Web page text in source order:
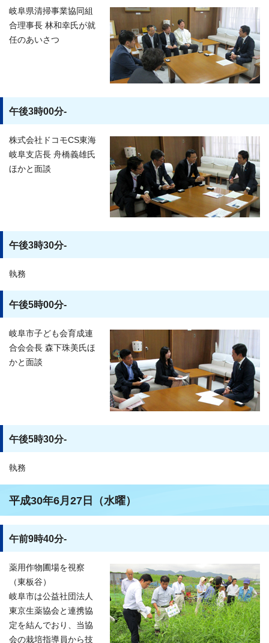
岐阜県清掃事業協同組
合理事長 林和幸氏が就
任のあいさつ
午後3時00分-
株式会社ドコモCS東海
岐阜支店長 舟橋義雄氏
ほかと面談
午後3時30分-
執務
午後5時00分-
岐阜市子ども会育成連
合会会長 森下珠美氏ほ
かと面談
午後5時30分-
執務
平成30年6月27日（水曜）
午前9時40分-
薬用作物圃場を視察
（東板谷）
岐阜市は公益社団法人
東京生薬協会と連携協
定を結んでおり、当協
会の栽培指導員から技